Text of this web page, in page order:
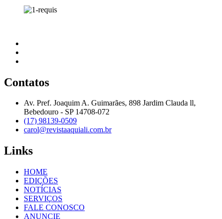
Contatos
Av. Pref. Joaquim A. Guimarães, 898 Jardim Clauda ll,
Bebedouro - SP 14708-072
(17) 98139-0509
carol@revistaaquiali.com.br
Links
HOME
EDIÇÕES
NOTÍCIAS
SERVIÇOS
FALE CONOSCO
ANUNCIE